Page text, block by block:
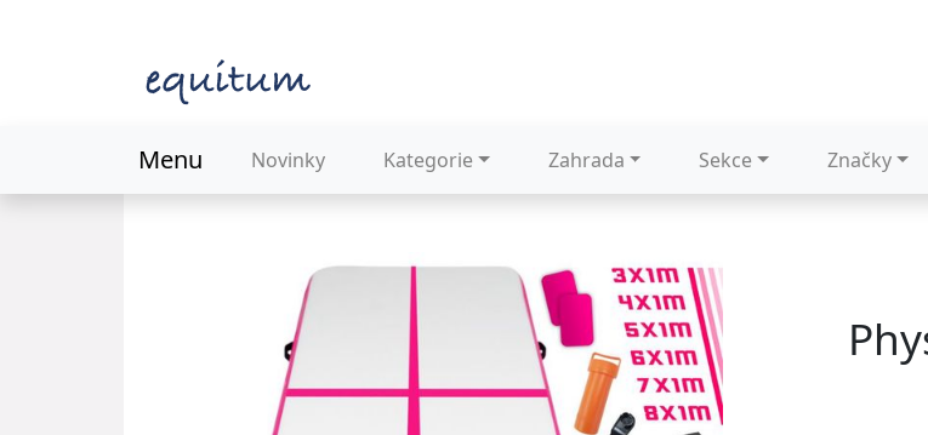
Menu Novinky Kategorie Zahrada Sekce Značky